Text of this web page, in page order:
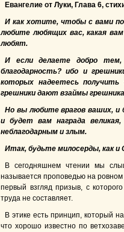
Евангелие от Луки, Глава 6,
И как хотите, чтобы с вами
любите любящих вас, какая
любят.
И если делаете добро
благодарность? ибо и
которых надеетесь
грешники дают взаймы
Но вы любите врагов ваших, и
и будет вам награда
неблагодарным и злым.
Итак, будьте милосерды, как
В сегодняшнем чтении мы
называется проповедью на
первый взгляд призыв, с
труда не составляет.
В этике есть принцип, который
что хорошо известно по